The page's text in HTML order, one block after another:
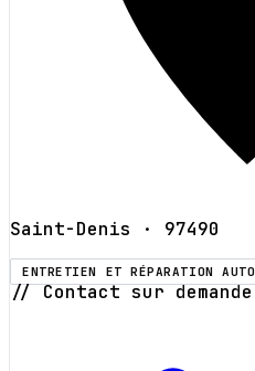
Saint-Denis · 97490
ENTRETIEN ET RÉPARATION AUTO
// Contact sur demande